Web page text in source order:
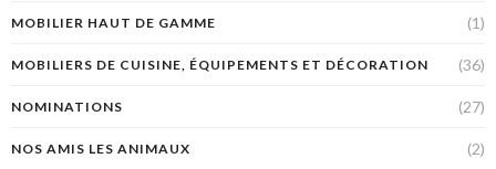
MOBILIER HAUT DE GAMME (1)
MOBILIERS DE CUISINE, ÉQUIPEMENTS ET DÉCORATION (36)
NOMINATIONS (27)
NOS AMIS LES ANIMAUX (2)